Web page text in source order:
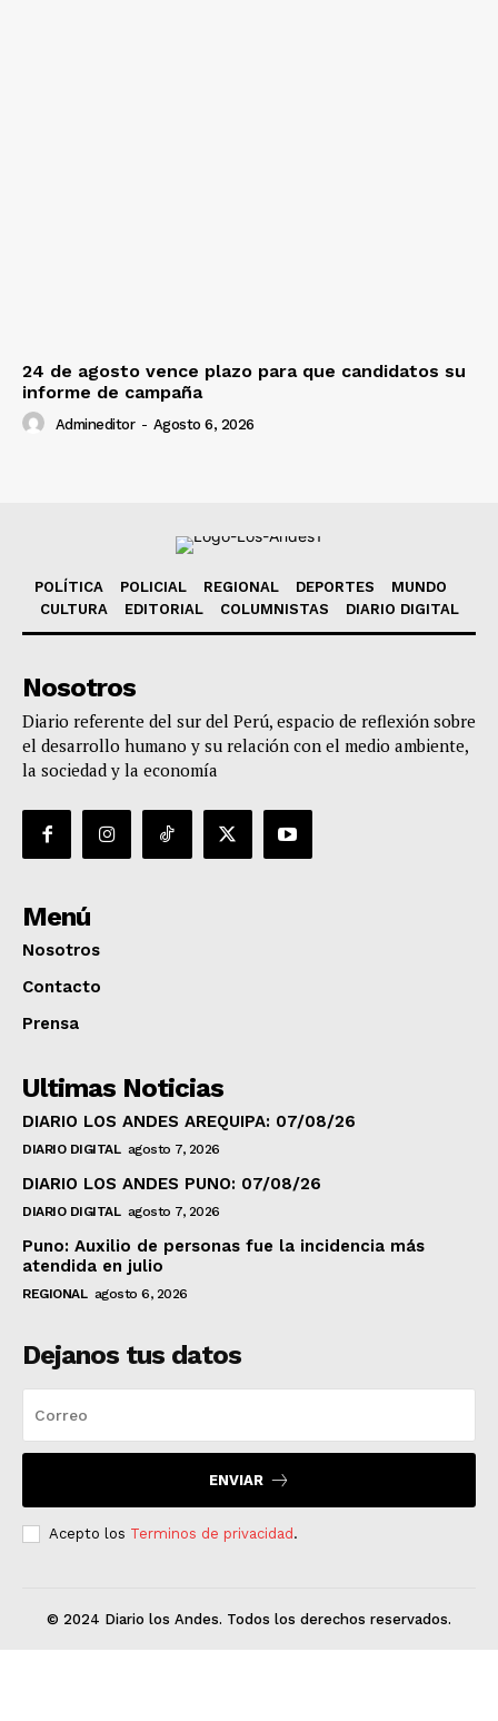
24 de agosto vence plazo para que candidatos su
informe de campaña
Admineditor - Agosto 6, 2026
POLÍTICA POLICIAL REGIONAL DEPORTES
MUNDO
CULTURA
EDITORIAL COLUMNISTAS DIARIO DIGITAL
Nosotros
Diario referente del sur del Perú, espacio de reflexión sobre
el desarrollo humano y su relación con el medio ambiente,
la sociedad y la economía
Menú
Nosotros
Contacto
Prensa
Ultimas Noticias
DIARIO LOS ANDES AREQUIPA: 07/08/26
DIARIO DIGITAL agosto 7, 2026
DIARIO LOS ANDES PUNO: 07/08/26
DIARIO DIGITAL agosto 7, 2026
Puno: Auxilio de personas fue la incidencia más
atendida en julio
REGIONAL agosto 6, 2026
Dejanos tus datos
ENVIAR
Acepto los Terminos de privacidad .
© 2024 Diario los Andes. Todos los derechos reservados.